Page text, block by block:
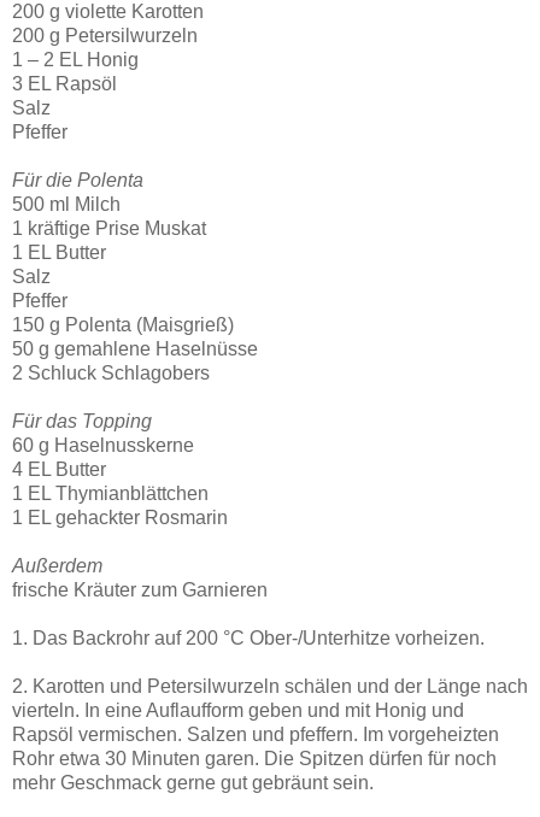
200 g violette Karotten
200 g Petersilwurzeln
1 – 2 EL Honig
3 EL Rapsöl
Salz
Pfeffer
Für die Polenta
500 ml Milch
1 kräftige Prise Muskat
1 EL Butter
Salz
Pfeffer
150 g Polenta (Maisgrieß)
50 g gemahlene Haselnüsse
2 Schluck Schlagobers
Für das Topping
60 g Haselnusskerne
4 EL Butter
1 EL Thymianblättchen
1 EL gehackter Rosmarin
Außerdem
frische Kräuter zum Garnieren
1. Das Backrohr auf 200 °C Ober-/Unterhitze vorheizen.
2. Karotten und Petersilwurzeln schälen und der Länge nach
vierteln. In eine Auflaufform geben und mit Honig und
Rapsöl vermischen. Salzen und pfeffern. Im vorgeheizten
Rohr etwa 30 Minuten garen. Die Spitzen dürfen für noch
mehr Geschmack gerne gut gebräunt sein.